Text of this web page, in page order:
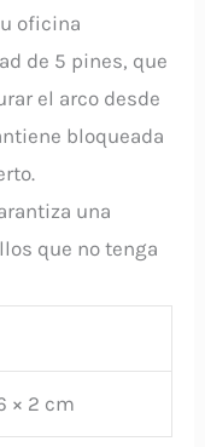
oficina
de 5 pines, que
el arco desde
bloqueada
una
que no tenga
× 2 cm